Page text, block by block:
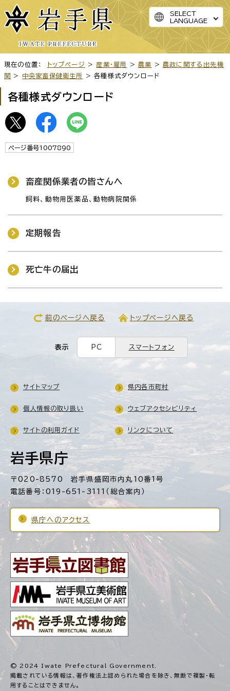
SELECT
LANGUAGE
現在の位置： トップページ > 産業・雇用 > 農業 > 農政に関する出先機
関
> 中央家畜保健衛生所 > 各種様式ダウンロード
各種様式ダウンロード
ページ番号1007890
畜産関係業者の皆さんへ
飼料、動物用医薬品、動物病院関係
定期報告
死亡牛の届出
前のページへ戻る トップページへ戻る
表示 PC スマートフォン
岩手県庁
〒020-8570 岩手県盛岡市内丸10番1号
電話番号：019-651-3111（総合案内）
県庁へのアクセス
サイトマップ 県内各市町村
個人情報の取り扱い ウェブアクセシビリティ
サイトの利用ガイド リンクについて
© 2024 Iwate Prefectural Government.
掲載されている情報は、著作権法上認められた場合を除き、無断で複製・転
用することはできません。